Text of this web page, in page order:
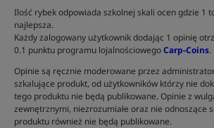
Ilość rybek odpowiada szkolnej skali ocen gdzie 1
najlepsza.
Każdy zalogowany użytkownik dodając 1 opinię
0.1 punktu programu lojalnościowegoCarp-Coins.
Opinie są ręcznie moderowane przez
szkalujące produkt, od użytkowników którzy nie
tego produktu nie będą publikowane. Opinie z
zewnętrznymi, niezrozumiałe oraz nie odnoszące
produktu również nie będą publikowane.